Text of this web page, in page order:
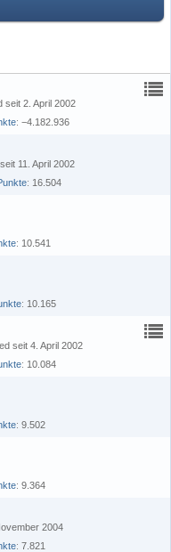
seit 2. April 2002
−4.182.936
11. April 2002
16.504
10.541
10.165
seit 4. April 2002
10.084
9.502
9.364
2004
7.821